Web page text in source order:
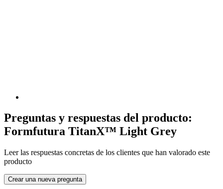
Preguntas y respuestas del producto:
Formfutura TitanX™ Light Grey
Leer las respuestas concretas de los clientes que han valorado este
producto
Crear una nueva pregunta